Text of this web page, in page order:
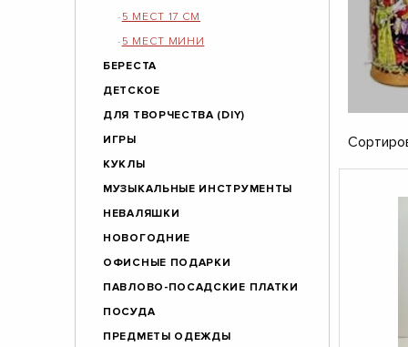
5 МЕСТ 17 СМ
5 МЕСТ МИНИ
БЕРЕСТА
ДЕТСКОЕ
ДЛЯ ТВОРЧЕСТВА (DIY)
ИГРЫ
КУКЛЫ
МУЗЫКАЛЬНЫЕ ИНСТРУМЕНТЫ
НЕВАЛЯШКИ
НОВОГОДНИЕ
ОФИСНЫЕ ПОДАРКИ
ПАВЛОВО-ПОСАДСКИЕ ПЛАТКИ
ПОСУДА
ПРЕДМЕТЫ ОДЕЖДЫ